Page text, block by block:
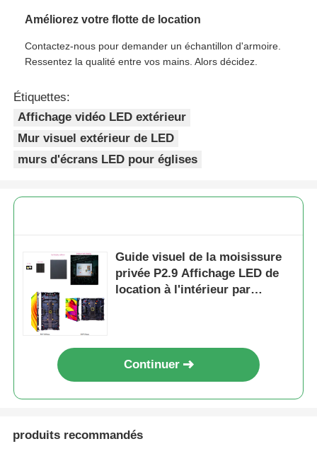
Améliorez votre flotte de location
Contactez-nous pour demander un échantillon d'armoire.
Ressentez la qualité entre vos mains. Alors décidez.
Étiquettes:
Affichage vidéo LED extérieur
Mur visuel extérieur de LED
murs d'écrans LED pour églises
Guide visuel de la moisissure
privée P2.9 Affichage LED de
location à l'intérieur par
Continuer
produits recommandés